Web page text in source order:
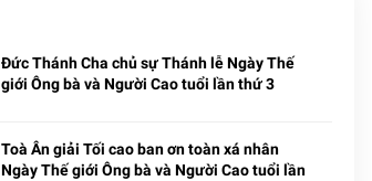
Đức Thánh Cha chủ sự Thánh lễ Ngày Thế
giới Ông bà và Người Cao tuổi lần thứ 3
Toà Ân giải Tối cao ban ơn toàn xá nhân
Ngày Thế giới Ông bà và Người Cao tuổi lần